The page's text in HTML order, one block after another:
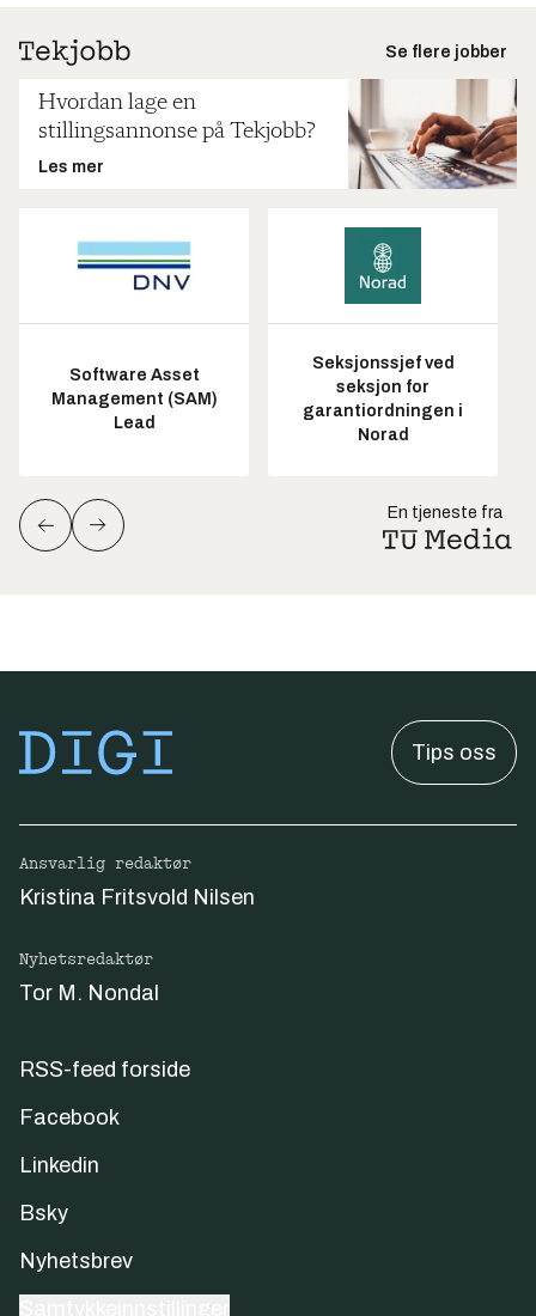
Se flere jobber
Hvordan lage en
stillingsannonse på Tekjobb?
Les mer
Software Asset
Management (SAM)
Lead
Seksjonssjef ved
seksjon for
garantiordningen i
Norad
En tjeneste fra
Tips oss
Ansvarlig redaktør
Kristina Fritsvold Nilsen
Nyhetsredaktør
Tor M. Nondal
RSS-feed forside
Facebook
Linkedin
Bsky
Nyhetsbrev